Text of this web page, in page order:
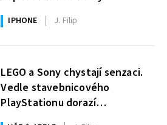
IPHONE J. Filip
LEGO a Sony chystají senzaci.
Vedle stavebnicového
PlayStationu dorazí
i legendární Astro Bot a bude